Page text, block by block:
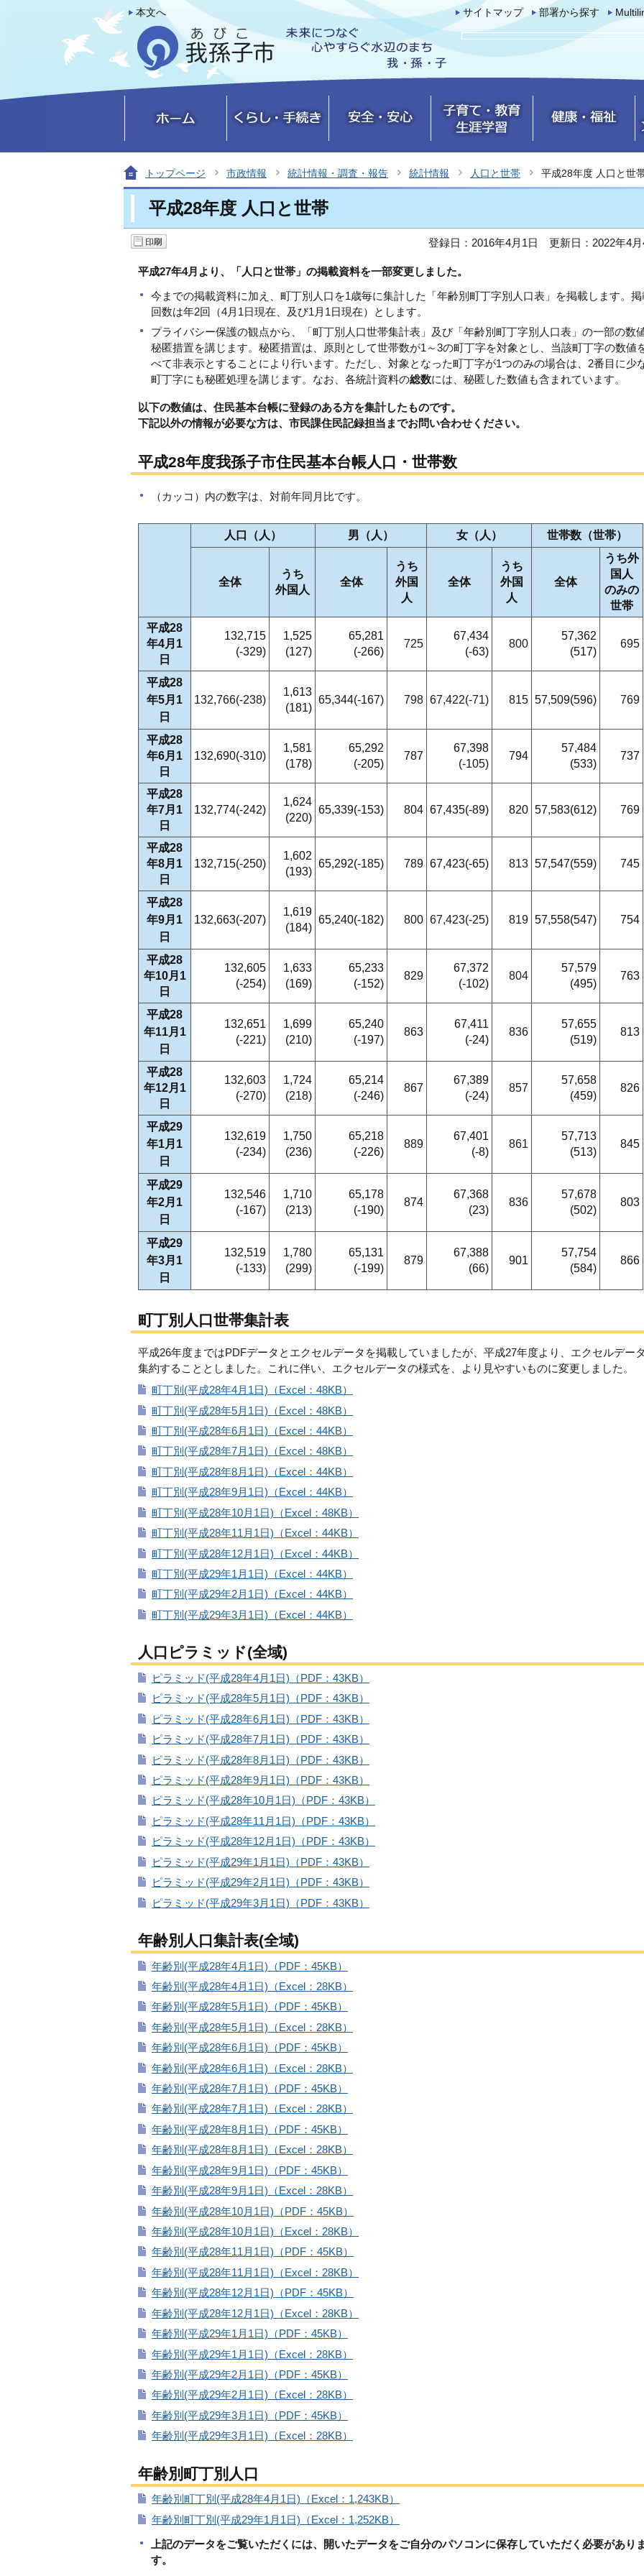
本文へ サイトマップ 部署から探す
トップページ 市政情報 統計情報・調査・報告 統計情報 人口と世帯 平成28年度 人口と世
平成28年度 人口と世帯
登録日：2016年4月1日 更新日：2022年4
平成27年4月より、「人口と世帯」の掲載資料を一部変更しました。
今までの掲載資料に加え、町丁別人口を1歳毎に集計した「年齢別町丁字別人口表」を掲載します。掲
回数は年2回（4月1日現在、及び1月1日現在）とします。
プライバシー保護の観点から、「町丁別人口世帯集計表」及び「年齢別町丁字別人口表」の一部の数
秘匿措置を講じます。秘匿措置は、原則として世帯数が1～3の町丁字を対象とし、当該町丁字の数値
べて非表示とすることにより行います。ただし、対象となった町丁字が1つのみの場合は、2番目に少
町丁字にも秘匿処理を講じます。なお、各統計資料の総数には、秘匿した数値も含まれています。
以下の数値は、住民基本台帳に登録のある方を集計したものです。
下記以外の情報が必要な方は、市民課住民記録担当までお問い合わせください。
平成28年度我孫子市住民基本台帳人口・世帯数
（カッコ）内の数字は、対前年同月比です。
人口（人） 男（人） 女（人） 世帯数（世帯）
全体
うち
外国人
全体
うち
外国
人
全体
うち
外国
人
全体
うち外
国人
のみの
世帯
平成28
年4月1
日
132,715
(-329)
1,525
(127)
65,281
(-266)
725
67,434
(-63)
800
57,362
(517)
695
平成28
年5月1
日
132,766(-238)
1,613
(181)
65,344(-167) 798 67,422(-71) 815 57,509(596) 769
平成28
年6月1
日
132,690(-310)
1,581
(178)
65,292
(-205)
787
67,398
(-105)
794
57,484
(533)
737
平成28
年7月1
日
132,774(-242)
1,624
(220)
65,339(-153) 804 67,435(-89) 820 57,583(612) 769
平成28
年8月1
日
132,715(-250)
1,602
(193)
65,292(-185) 789 67,423(-65) 813 57,547(559) 745
平成28
年9月1
日
132,663(-207)
1,619
(184)
65,240(-182) 800 67,423(-25) 819 57,558(547) 754
平成28
年10月1
日
132,605
(-254)
1,633
(169)
65,233
(-152)
829
67,372
(-102)
804
57,579
(495)
763
平成28
年11月1
日
132,651
(-221)
1,699
(210)
65,240
(-197)
863
67,411
(-24)
836
57,655
(519)
813
平成28
年12月1
日
132,603
(-270)
1,724
(218)
65,214
(-246)
867
67,389
(-24)
857
57,658
(459)
826
平成29
年1月1
日
132,619
(-234)
1,750
(236)
65,218
(-226)
889
67,401
(-8)
861
57,713
(513)
845
平成29
年2月1
日
132,546
(-167)
1,710
(213)
65,178
(-190)
874
67,368
(23)
836
57,678
(502)
803
平成29
年3月1
日
132,519
(-133)
1,780
(299)
65,131
(-199)
879
67,388
(66)
901
57,754
(584)
866
町丁別人口世帯集計表
平成26年度まではPDFデータとエクセルデータを掲載していましたが、平成27年度より、エクセルデー
集約することとしました。これに伴い、エクセルデータの様式を、より見やすいものに変更しました。
町丁別(平成28年4月1日)（Excel：48KB）
町丁別(平成28年5月1日)（Excel：48KB）
町丁別(平成28年6月1日)（Excel：44KB）
町丁別(平成28年7月1日)（Excel：48KB）
町丁別(平成28年8月1日)（Excel：44KB）
町丁別(平成28年9月1日)（Excel：44KB）
町丁別(平成28年10月1日)（Excel：48KB）
町丁別(平成28年11月1日)（Excel：44KB）
町丁別(平成28年12月1日)（Excel：44KB）
町丁別(平成29年1月1日)（Excel：44KB）
町丁別(平成29年2月1日)（Excel：44KB）
町丁別(平成29年3月1日)（Excel：44KB）
人口ピラミッド(全域)
ピラミッド(平成28年4月1日)（PDF：43KB）
ピラミッド(平成28年5月1日)（PDF：43KB）
ピラミッド(平成28年6月1日)（PDF：43KB）
ピラミッド(平成28年7月1日)（PDF：43KB）
ピラミッド(平成28年8月1日)（PDF：43KB）
ピラミッド(平成28年9月1日)（PDF：43KB）
ピラミッド(平成28年10月1日)（PDF：43KB）
ピラミッド(平成28年11月1日)（PDF：43KB）
ピラミッド(平成28年12月1日)（PDF：43KB）
ピラミッド(平成29年1月1日)（PDF：43KB）
ピラミッド(平成29年2月1日)（PDF：43KB）
ピラミッド(平成29年3月1日)（PDF：43KB）
年齢別人口集計表(全域)
年齢別(平成28年4月1日)（PDF：45KB）
年齢別(平成28年4月1日)（Excel：28KB）
年齢別(平成28年5月1日)（PDF：45KB）
年齢別(平成28年5月1日)（Excel：28KB）
年齢別(平成28年6月1日)（PDF：45KB）
年齢別(平成28年6月1日)（Excel：28KB）
年齢別(平成28年7月1日)（PDF：45KB）
年齢別(平成28年7月1日)（Excel：28KB）
年齢別(平成28年8月1日)（PDF：45KB）
年齢別(平成28年8月1日)（Excel：28KB）
年齢別(平成28年9月1日)（PDF：45KB）
年齢別(平成28年9月1日)（Excel：28KB）
年齢別(平成28年10月1日)（PDF：45KB）
年齢別(平成28年10月1日)（Excel：28KB）
年齢別(平成28年11月1日)（PDF：45KB）
年齢別(平成28年11月1日)（Excel：28KB）
年齢別(平成28年12月1日)（PDF：45KB）
年齢別(平成28年12月1日)（Excel：28KB）
年齢別(平成29年1月1日)（PDF：45KB）
年齢別(平成29年1月1日)（Excel：28KB）
年齢別(平成29年2月1日)（PDF：45KB）
年齢別(平成29年2月1日)（Excel：28KB）
年齢別(平成29年3月1日)（PDF：45KB）
年齢別(平成29年3月1日)（Excel：28KB）
年齢別町丁別人口
年齢別町丁別(平成28年4月1日)（Excel：1,243KB）
年齢別町丁別(平成29年1月1日)（Excel：1,252KB）
上記のデータをご覧いただくには、開いたデータをご自分のパソコンに保存していただく必要があり
す。